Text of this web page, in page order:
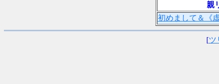
親
初めまして＆《
[ツ